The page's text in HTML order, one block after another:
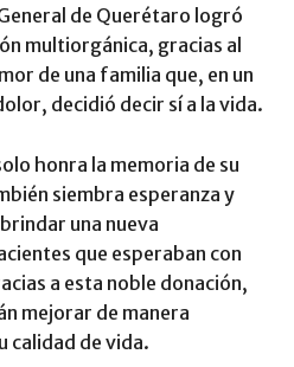
de Querétaro logró
multiorgánica, gracias al
de una familia que, en un
decidió decir sí a la vida.
honra la memoria de su
siembra esperanza y
una nueva
que esperaban con
a esta noble donación,
mejorar de manera
calidad de vida.